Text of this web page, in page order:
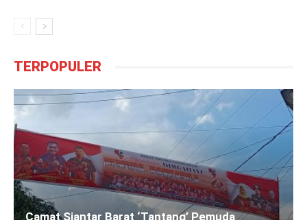
TERPOPULER
Camat Siantar Barat ‘Tantang’ Pemuda